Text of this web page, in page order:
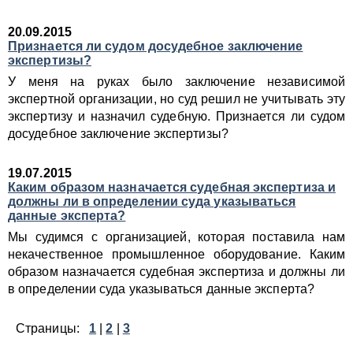
20.09.2015
Признается ли судом досудебное заключение
экспертизы?
У меня на руках было заключение независимой
экспертной организации, но суд решил не учитывать эту
экспертизу и назначил судебную. Признается ли судом
досудебное заключение экспертизы?
19.07.2015
Каким образом назначается судебная экспертиза и
должны ли в определении суда указываться
данные эксперта?
Мы судимся с организацией, которая поставила нам
некачественное промышленное оборудование. Каким
образом назначается судебная экспертиза и должны ли
в определении суда указываться данные эксперта?
Страницы: 1 |2 3